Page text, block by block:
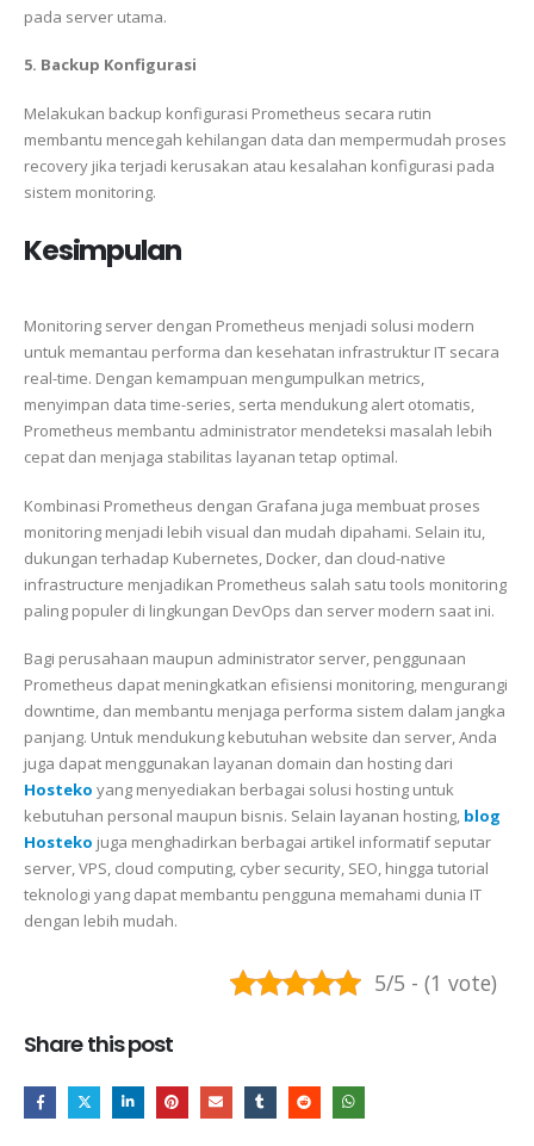
pada server utama.
5. Backup Konfigurasi
Melakukan backup konfigurasi Prometheus secara rutin
membantu mencegah kehilangan data dan mempermudah proses
recovery jika terjadi kerusakan atau kesalahan konfigurasi pada
sistem monitoring.
Kesimpulan
Monitoring server dengan Prometheus menjadi solusi modern
untuk memantau performa dan kesehatan infrastruktur IT secara
real-time. Dengan kemampuan mengumpulkan metrics,
menyimpan data time-series, serta mendukung alert otomatis,
Prometheus membantu administrator mendeteksi masalah lebih
cepat dan menjaga stabilitas layanan tetap optimal.
Kombinasi Prometheus dengan Grafana juga membuat proses
monitoring menjadi lebih visual dan mudah dipahami. Selain itu,
dukungan terhadap Kubernetes, Docker, dan cloud-native
infrastructure menjadikan Prometheus salah satu tools monitoring
paling populer di lingkungan DevOps dan server modern saat ini.
Bagi perusahaan maupun administrator server, penggunaan
Prometheus dapat meningkatkan efisiensi monitoring, mengurangi
downtime, dan membantu menjaga performa sistem dalam jangka
panjang. Untuk mendukung kebutuhan website dan server, Anda
juga dapat menggunakan layanan domain dan hosting dari
Hosteko yang menyediakan berbagai solusi hosting untuk
kebutuhan personal maupun bisnis. Selain layanan hosting, blog
Hosteko juga menghadirkan berbagai artikel informatif seputar
server, VPS, cloud computing, cyber security, SEO, hingga tutorial
teknologi yang dapat membantu pengguna memahami dunia IT
dengan lebih mudah.
5/5 - (1 vote)
Share this post